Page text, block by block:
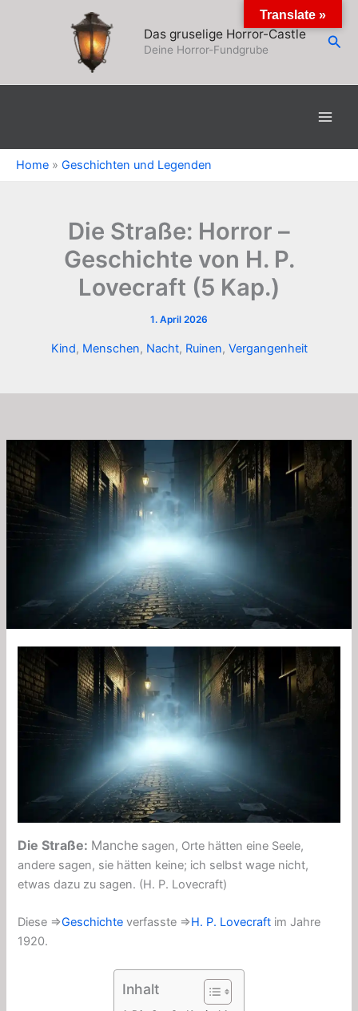
Das gruselige Horror-Castle
Deine Horror-Fundgrube
Home » Geschichten und Legenden
Die Straße: Horror –
Geschichte von H. P.
Lovecraft (5 Kap.)
1. April 2026
Kind, Menschen, Nacht, Ruinen, Vergangenheit
Die Straße: Manche sagen, Orte hätten eine Seele,
andere sagen, sie hätten keine; ich selbst wage nicht,
etwas dazu zu sagen. (H. P. Lovecraft)
Diese ⇒Geschichte verfasste ⇒H. P. Lovecraft im Jahre
1920.
Inhalt
Translate »